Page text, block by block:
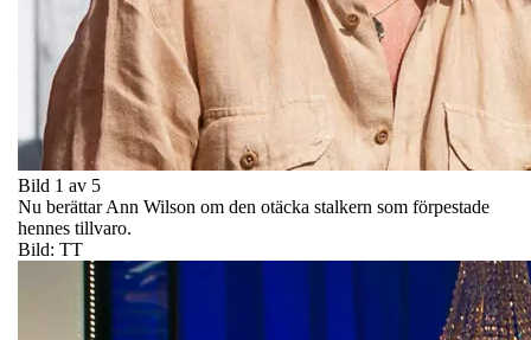
Bild 1 av 5
Nu berättar Ann Wilson om den otäcka stalkern som förpestade
hennes tillvaro.
Bild: TT